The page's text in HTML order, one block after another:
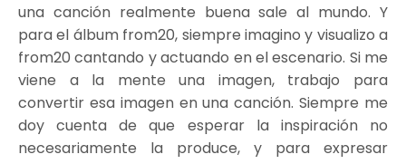
una canción realmente buena sale al mundo. Y
para el álbum from20, siempre imagino y visualizo a
from20 cantando y actuando en el escenario. Si me
viene a la mente una imagen, trabajo para
convertir esa imagen en una canción. Siempre me
doy cuenta de que esperar la inspiración no
necesariamente la produce, y para expresar